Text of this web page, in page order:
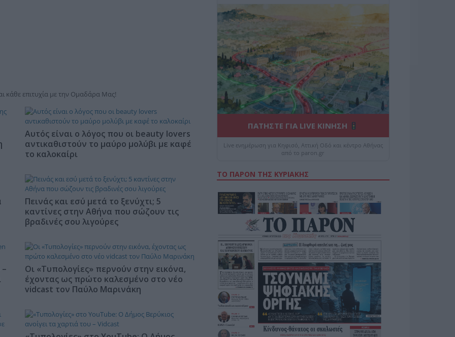
κάθε επιτυχία με την Ομαδάρα Μας!
Αυτός είναι ο λόγος που οι beauty lovers
αντικαθιστούν το μαύρο μολύβι με καφέ
το καλοκαίρι
Πεινάς και εσύ μετά το ξενύχτι; 5
καντίνες στην Αθήνα που σώζουν τις
βραδινές σου λιγούρες
Οι «Τυπολογίες» περνούν στην εικόνα,
έχοντας ως πρώτο καλεσμένο στο νέο
vidcast τον Παύλο Μαρινάκη
ΠΑΤΗΣΤΕ ΓΙΑ LIVE ΚΙΝΗΣΗ
Live ενημέρωση για Κηφισό, Αττική Οδό και κέντρο Αθήνας
από το paron.gr
ΤΟ ΠΑΡΟΝ ΤΗΣ ΚΥΡΙΑΚΗΣ